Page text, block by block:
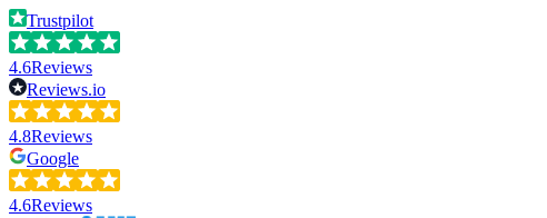
Trustpilot
4.6Reviews
Reviews.io
4.8Reviews
Google
4.6Reviews